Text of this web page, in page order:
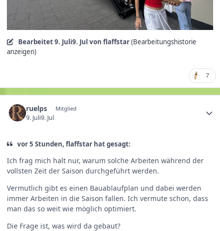
Bearbeitet9. Juli9. Jul von flaffstar(Bearbeitungshistorie
anzeigen)
7
ruelps Mitglied
9. Juli9. Jul
vor 5 Stunden, flaffstar hat gesagt:
Ich frag mich halt nur, warum solche Arbeiten während der
vollsten Zeit der Saison durchgeführt werden.
Vermutlich gibt es einen Bauablaufplan und dabei werden
immer Arbeiten in die Saison fallen. Ich vermute schon, dass
man das so weit wie möglich optimiert.
Die Frage ist, was wird da gebaut?